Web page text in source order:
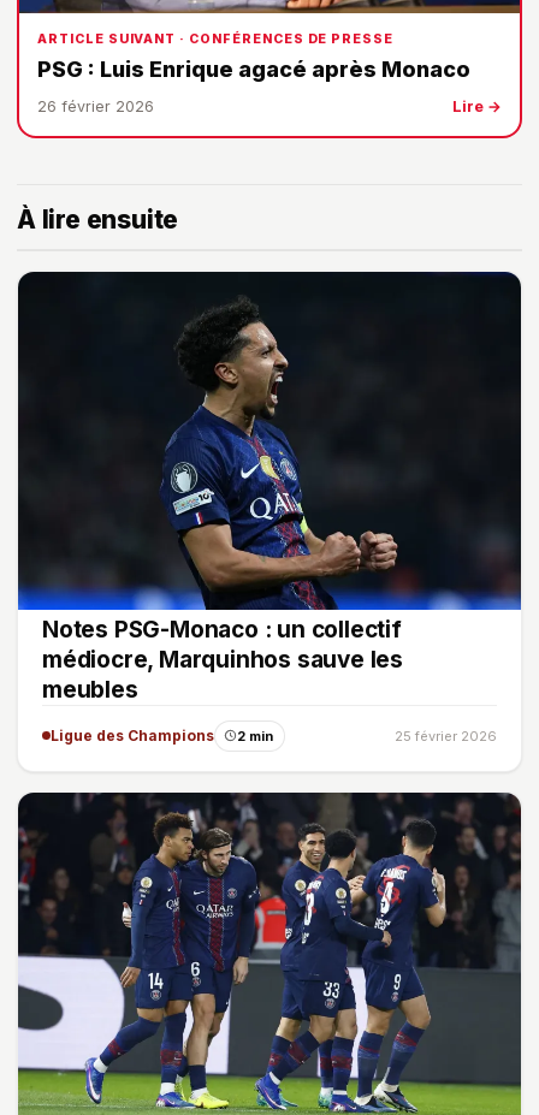
ARTICLE SUIVANT · CONFÉRENCES DE PRESSE
PSG : Luis Enrique agacé après Monaco
26 février 2026 Lire →
À lire ensuite
Notes PSG-Monaco : un collectif
médiocre, Marquinhos sauve les
meubles
Ligue des Champions 2 min 25 février 2026